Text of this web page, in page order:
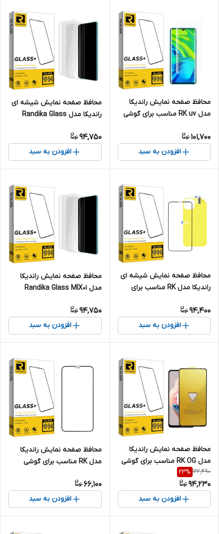
محافظ صفحه نمایش راندیکا
مدل RK uv مناسب برای گوشی
101,700
افزودن به سبد
محافظ صفحه نمایش شیشه ای
راندیکا مدل Randika Glass
94,750
افزودن به سبد
محافظ صفحه نمایش شیشه ای
راندیکا مدل RK مناسب برای
Max به همراه محافظ پشت94,400
افزودن به سبد
محافظ صفحه نمایش راندیکا
مدل Randika Glass MIX01
سه عددی
94,750
افزودن به سبد
محافظ صفحه نمایش راندیکا
مدل RK OG مناسب برای گوشی
4G
122,490
23%
94,230
افزودن به سبد
محافظ صفحه نمایش راندیکا
مدل RK مناسب برای گوشی
66,100
افزودن به سبد